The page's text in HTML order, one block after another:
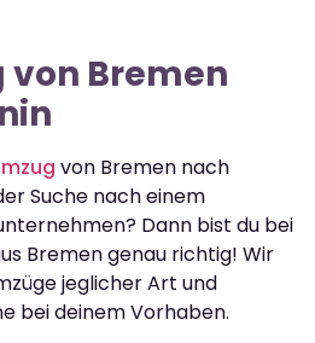
Bremen
von Bremen nach
Suche nach einem
Dann bist du bei
Bremen genau richtig! Wir
jeglicher Art und
bei deinem Vorhaben.